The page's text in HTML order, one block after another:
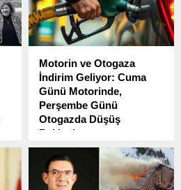
Motorin ve Otogaza
İndirim Geliyor: Cuma
Günü Motorinde,
Perşembe Günü
Otogazda Düşüş
Bekleniyor
Akaryakıt fiyatlarında
beklenen indirim haberi
geldi. Bu hafta motorin ve